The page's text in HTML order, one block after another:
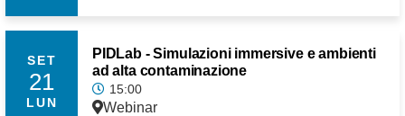
SET
21
LUN
PIDLab - Simulazioni immersive e ambienti
ad alta contaminazione
15:00
Webinar